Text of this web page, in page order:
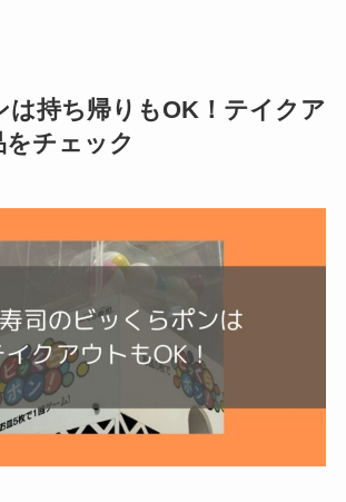
は持ち帰りもOK！テイクア
チェック